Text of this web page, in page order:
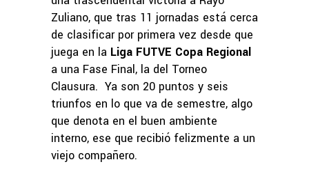
Zuliano, que tras 11 jornadas está cerca
de clasificar por primera vez desde que
juega en la Liga FUTVE Copa Regional
a una Fase Final, la del Torneo
Clausura. Ya son 20 puntos y seis
triunfos en lo que va de semestre, algo
que denota en el buen ambiente
interno, ese que recibió felizmente a un
viejo compañero.